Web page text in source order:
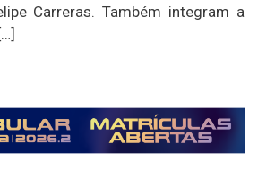
Carreras. Também integram a